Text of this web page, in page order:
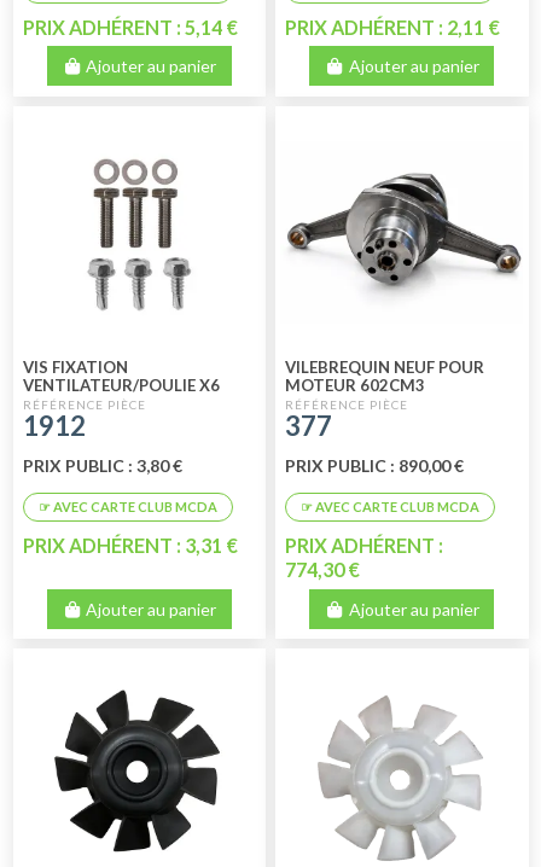
PRIX ADHÉRENT : 5,14 €
Ajouter au panier
PRIX ADHÉRENT : 2,11 €
Ajouter au panier
VIS FIXATION
VENTILATEUR/POULIE X6
PIECES
1912
PRIX PUBLIC : 3,80 €
PRIX ADHÉRENT : 3,31 €
Ajouter au panier
VILEBREQUIN NEUF POUR
MOTEUR 602CM3
377
PRIX PUBLIC : 890,00 €
PRIX ADHÉRENT :
774,30 €
Ajouter au panier